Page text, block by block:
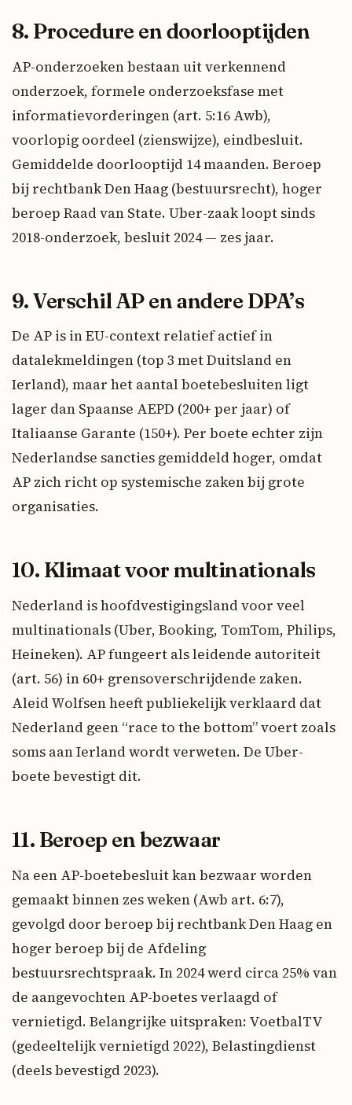
8. Procedure en doorlooptijden
AP-onderzoeken bestaan uit verkennend
onderzoek, formele onderzoeksfase met
informatievorderingen (art. 5:16 Awb),
voorlopig oordeel (zienswijze), eindbesluit.
Gemiddelde doorlooptijd 14 maanden. Beroep
bij rechtbank Den Haag (bestuursrecht), hoger
beroep Raad van State. Uber-zaak loopt sinds
2018-onderzoek, besluit 2024 — zes jaar.
9. Verschil AP en andere DPA’s
De AP is in EU-context relatief actief in
datalekmeldingen (top 3 met Duitsland en
Ierland), maar het aantal boetebesluiten ligt
lager dan Spaanse AEPD (200+ per jaar) of
Italiaanse Garante (150+). Per boete echter zijn
Nederlandse sancties gemiddeld hoger, omdat
AP zich richt op systemische zaken bij grote
organisaties.
10. Klimaat voor multinationals
Nederland is hoofdvestigingsland voor veel
multinationals (Uber, Booking, TomTom, Philips,
Heineken). AP fungeert als leidende autoriteit
(art. 56) in 60+ grensoverschrijdende zaken.
Aleid Wolfsen heeft publiekelijk verklaard dat
Nederland geen “race to the bottom” voert zoals
soms aan Ierland wordt verweten. De Uber-
boete bevestigt dit.
11. Beroep en bezwaar
Na een AP-boetebesluit kan bezwaar worden
gemaakt binnen zes weken (Awb art. 6:7),
gevolgd door beroep bij rechtbank Den Haag en
hoger beroep bij de Afdeling
bestuursrechtspraak. In 2024 werd circa 25% van
de aangevochten AP-boetes verlaagd of
vernietigd. Belangrijke uitspraken: VoetbalTV
(gedeeltelijk vernietigd 2022), Belastingdienst
(deels bevestigd 2023).